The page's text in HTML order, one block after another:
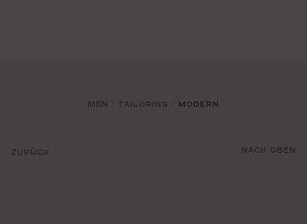
ZURÜCK
MEN TAILORING MODERN
NACH OBEN